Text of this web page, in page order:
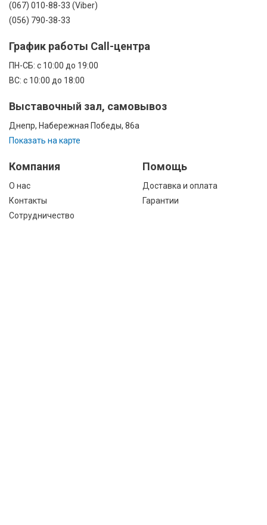
(067) 010-88-33 (Viber)
(056) 790-38-33
График работы Call-центра
ПН-CБ: с 10:00 до 19:00
ВС: с 10:00 до 18:00
Выставочный зал, самовывоз
Днепр, Набережная Победы, 86а
Показать на карте
Компания
О нас
Контакты
Сотрудничество
Помощь
Доставка и оплата
Гарантии